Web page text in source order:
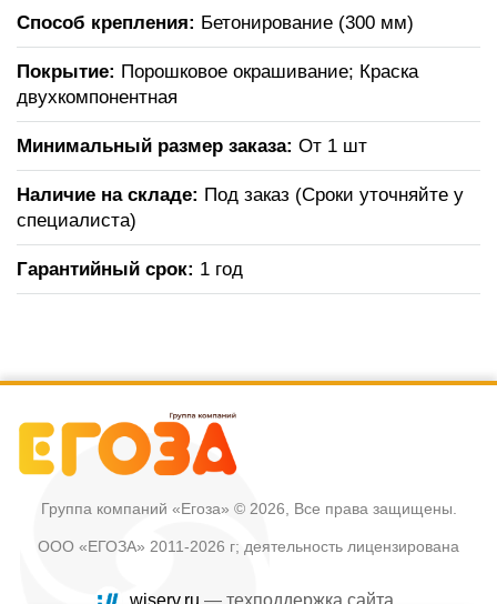
Способ крепления: Бетонирование (300 мм)
Покрытие: Порошковое окрашивание; Краска
двухкомпонентная
Минимальный размер заказа: От 1 шт
Наличие на складе: Под заказ (Сроки уточняйте у
специалиста)
Гарантийный срок: 1 год
Группа компаний «Егоза» © 2026, Все права защищены.
ООО «ЕГОЗА» 2011-2026 г; деятельность лицензирована
wiserv.ru — техподдержка сайта